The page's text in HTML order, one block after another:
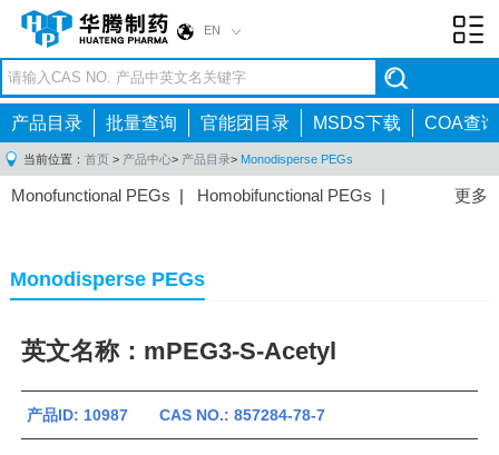
EN
产品目录 批量查询 官能团目录 MSDS下载 COA查询
当前位置： 首页 > 产品中心> 产品目录> Monodisperse PEGs
更多
Monofunctional PEGs | Homobifunctional PEGs |
Monodisperse PEGs
英文名称：mPEG3-S-Acetyl
产品ID: 10987 CAS NO.: 857284-78-7